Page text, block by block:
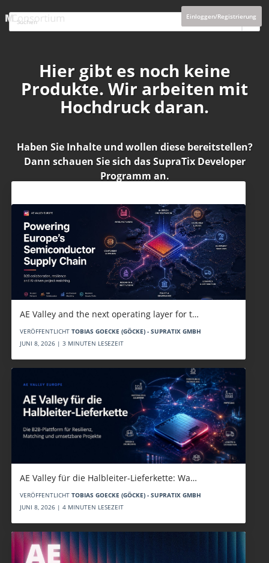
Einloggen/Registrierung
Hier gibt es noch keine
Produkte. Wir arbeiten mit
Hochdruck daran.
Haben Sie Inhalte und wollen diese bereitstellen?
Dann schauen Sie sich dasSupraTix Developer
Programm an.
AE Valley and the next operating layer for t…
VERÖFFENTLICHT TOBIAS GOECKE (GÖCKE) - SUPRATIX GMBH
JUNI 8, 2026 | 3 MINUTEN LESEZEIT
AE Valley für die Halbleiter-Lieferkette: Wa…
VERÖFFENTLICHT TOBIAS GOECKE (GÖCKE) - SUPRATIX GMBH
JUNI 8, 2026 | 4 MINUTEN LESEZEIT